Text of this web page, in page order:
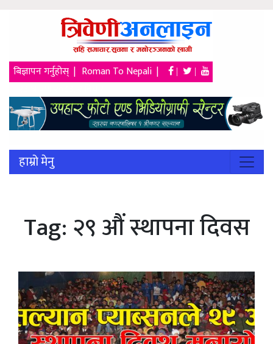
बिज्ञापन गर्नुहोस् | Roman To Nepali | | |
हाम्रो मेनु
Tag:२९ औं स्थापना दिवस